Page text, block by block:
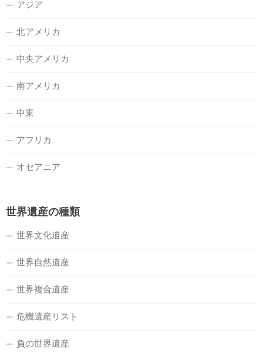
アジア
北アメリカ
中央アメリカ
南アメリカ
中東
アフリカ
オセアニア
世界遺産の種類
世界文化遺産
世界自然遺産
世界複合遺産
危機遺産リスト
負の世界遺産